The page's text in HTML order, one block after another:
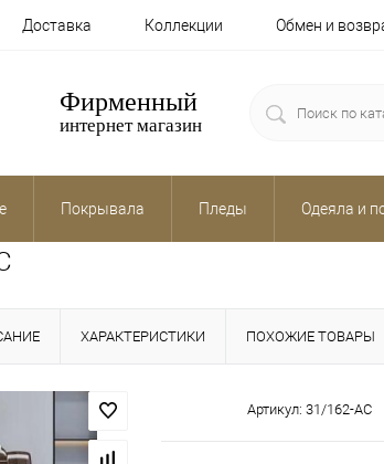
Доставка Коллекции Обмен и
Фирменный
интернет магазин
Покрывала Пледы Одеяла и
ХАРАКТЕРИСТИКИ ПОХОЖИЕ ТОВАРЫ
Артикул: 31/162-AC